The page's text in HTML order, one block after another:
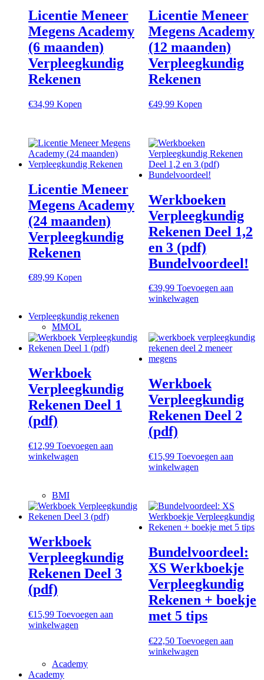
Licentie Meneer
Megens Academy
(6 maanden)
Verpleegkundig
Rekenen
€34,99 Kopen
Licentie Meneer
Megens Academy
(12 maanden)
Verpleegkundig
Rekenen
€49,99 Kopen
Licentie Meneer
Megens Academy
(24 maanden)
Verpleegkundig
Rekenen
€89,99 Kopen
Werkboeken
Verpleegkundig
Rekenen Deel 1,2
en 3 (pdf)
Bundelvoordeel!
€39,99 Toevoegen aan
winkelwagen
Werkboek
Verpleegkundig
Rekenen Deel 1
(pdf)
€12,99 Toevoegen aan
winkelwagen
Werkboek
Verpleegkundig
Rekenen Deel 2
(pdf)
€15,99 Toevoegen aan
winkelwagen
Werkboek
Verpleegkundig
Rekenen Deel 3
(pdf)
€15,99 Toevoegen aan
winkelwagen
Bundelvoordeel:
XS Werkboekje
Verpleegkundig
Rekenen + boekje
met 5 tips
€22,50 Toevoegen aan
winkelwagen
Verpleegkundig rekenen
MMOL
BMI
Academy
Academy